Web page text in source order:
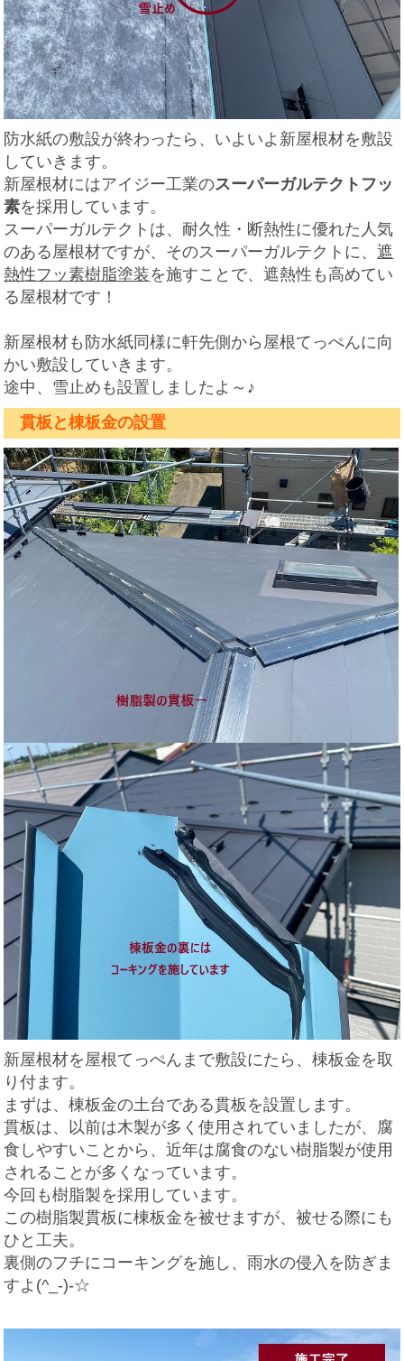
防水紙の敷設が終わったら、いよいよ新屋根材を敷設
していきます。
新屋根材にはアイジー工業のスーパーガルテクトフッ
素を採用しています。
スーパーガルテクトは、耐久性・断熱性に優れた人気
のある屋根材ですが、そのスーパーガルテクトに、遮
熱性フッ素樹脂塗装を施すことで、遮熱性も高めてい
る屋根材です！
新屋根材も防水紙同様に軒先側から屋根てっぺんに向
かい敷設していきます。
途中、雪止めも設置しましたよ～♪
貫板と棟板金の設置
新屋根材を屋根てっぺんまで敷設にたら、棟板金を取
り付ます。
まずは、棟板金の土台である貫板を設置します。
貫板は、以前は木製が多く使用されていましたが、腐
食しやすいことから、近年は腐食のない樹脂製が使用
されることが多くなっています。
今回も樹脂製を採用しています。
この樹脂製貫板に棟板金を被せますが、被せる際にも
ひと工夫。
裏側のフチにコーキングを施し、雨水の侵入を防ぎま
すよ(^_-)-☆